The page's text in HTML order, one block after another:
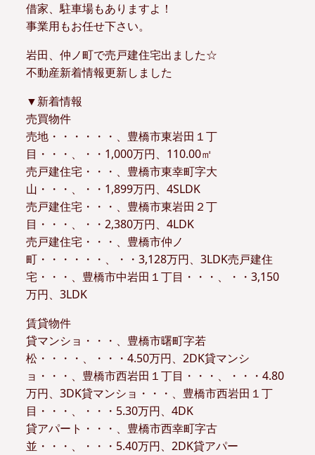
借家、駐車場もありますよ！
事業用もお任せ下さい。
岩田、仲ノ町で売戸建住宅出ました☆
不動産新着情報更新しました
▼新着情報
売買物件
売地・・・・・・、豊橋市東岩田１丁
目・・・、・・1,000万円、110.00㎡
売戸建住宅・・・、豊橋市東幸町字大
山・・・、・・1,899万円、4SLDK
売戸建住宅・・・、豊橋市東岩田２丁
目・・・、・・2,380万円、4LDK
売戸建住宅・・・、豊橋市仲ノ
町・・・・・・、・・3,128万円、3LDK売戸建住
宅・・・、豊橋市中岩田１丁目・・・、・・3,150
万円、3LDK
賃貸物件
貸マンショ・・・、豊橋市曙町字若
松・・・・、・・・4.50万円、2DK貸マンシ
ョ・・・、豊橋市西岩田１丁目・・・、・・・4.80
万円、3DK貸マンショ・・・、豊橋市西岩田１丁
目・・・、・・・5.30万円、4DK
貸アパート・・・、豊橋市西幸町字古
並・・・、・・・5.40万円、2DK貸アパー